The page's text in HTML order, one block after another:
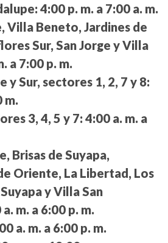
4:00 p. m. a 7:00 a. m.
Beneto, Jardines de
Sur, San Jorge y Villa
a 7:00 p. m.
y Sur, sectores 1, 2, 7 y 8:
m.
3, 4, 5 y 7: 4:00 a. m. a
Brisas de Suyapa,
Oriente, La Libertad, Los
y Villa San
m. a 6:00 p. m.
a. m. a 6:00 p. m.